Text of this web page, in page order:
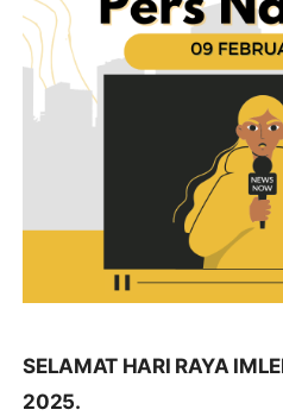
SELAMAT HARI RAYA
2025.